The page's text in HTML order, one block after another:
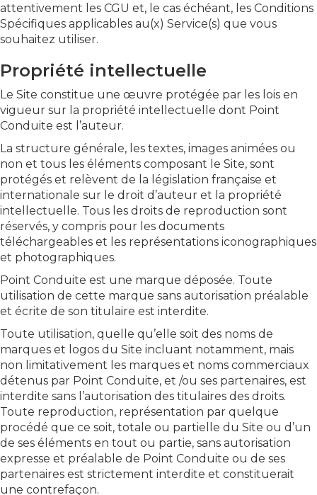
attentivement les CGU et, le cas échéant, les Conditions
Spécifiques applicables au(x) Service(s) que vous
souhaitez utiliser.
Propriété intellectuelle
Le Site constitue une œuvre protégée par les lois en
vigueur sur la propriété intellectuelle dont Point
Conduite est l’auteur.
La structure générale, les textes, images animées ou
non et tous les éléments composant le Site, sont
protégés et relèvent de la législation française et
internationale sur le droit d’auteur et la propriété
intellectuelle. Tous les droits de reproduction sont
réservés, y compris pour les documents
téléchargeables et les représentations iconographiques
et photographiques.
Point Conduite est une marque déposée. Toute
utilisation de cette marque sans autorisation préalable
et écrite de son titulaire est interdite.
Toute utilisation, quelle qu’elle soit des noms de
marques et logos du Site incluant notamment, mais
non limitativement les marques et noms commerciaux
détenus par Point Conduite, et /ou ses partenaires, est
interdite sans l’autorisation des titulaires des droits.
Toute reproduction, représentation par quelque
procédé que ce soit, totale ou partielle du Site ou d’un
de ses éléments en tout ou partie, sans autorisation
expresse et préalable de Point Conduite ou de ses
partenaires est strictement interdite et constituerait
une contrefaçon.